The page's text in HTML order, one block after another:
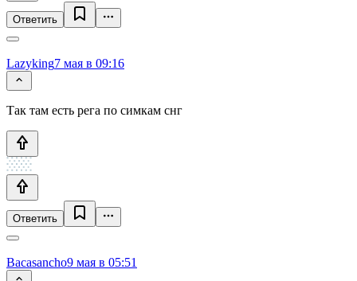
Ответить
Lazyking7 мая в 09:16
Так там есть рега по симкам снг
Ответить
Bacasancho9 мая в 05:51